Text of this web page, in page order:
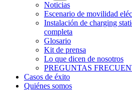
Noticias
Escenario de movilidad
Instalación de charging
completa
Glosario
Kit de prensa
Lo que dicen de nosotros
PREGUNTAS
Casos de éxito
Quiénes somos